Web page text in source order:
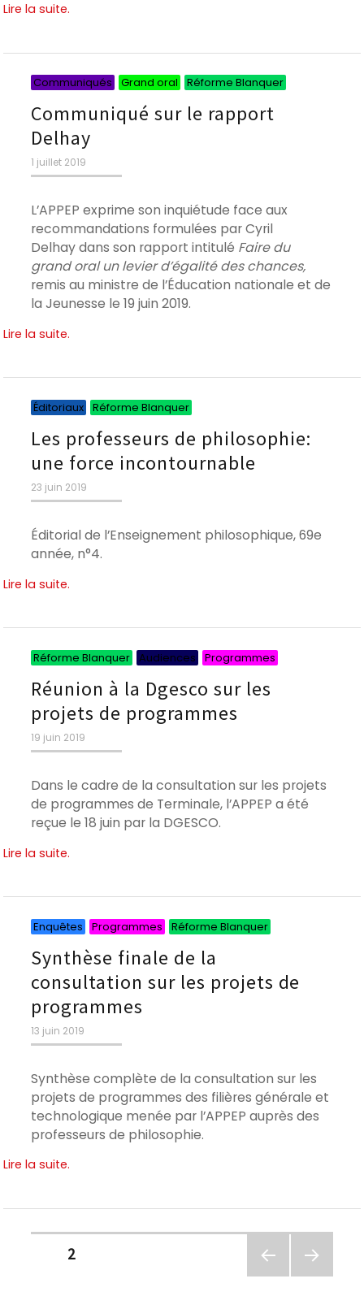
Lire la suite.
Communiqués Grand oral Réforme Blanquer
Communiqué sur le rapport
Delhay
Publié
le
1 juillet 2019
L’APPEP exprime son inquiétude face aux
recommandations formulées par Cyril
Delhay dans son rapport intitulé Faire du
grand oral un levier d’égalité des chances,
remis au ministre de l’Éducation nationale et de
la Jeunesse le 19 juin 2019.
Lire la suite.
Éditoriaux Réforme Blanquer
Les professeurs de philosophie:
une force incontournable
Publié
le
23 juin 2019
Éditorial de l’Enseignement philosophique, 69e
année, n°4.
Lire la suite.
Réforme Blanquer Audiences Programmes
Réunion à la Dgesco sur les
projets de programmes
Publié
le
19 juin 2019
Dans le cadre de la consultation sur les projets
de programmes de Terminale, l’APPEP a été
reçue le 18 juin par la DGESCO.
Lire la suite.
Enquêtes Programmes Réforme Blanquer
Synthèse finale de la
consultation sur les projets de
programmes
Publié
le
13 juin 2019
Synthèse complète de la consultation sur les
projets de programmes des filières générale et
technologique menée par l’APPEP auprès des
professeurs de philosophie.
Lire la suite.
Pagination
PAGE2